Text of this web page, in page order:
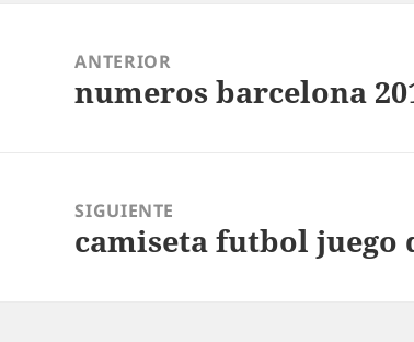
entradas
ANTERIOR
Entrada
numeros barcelona
SIGUIENTE
Entrada
camiseta futbol juego